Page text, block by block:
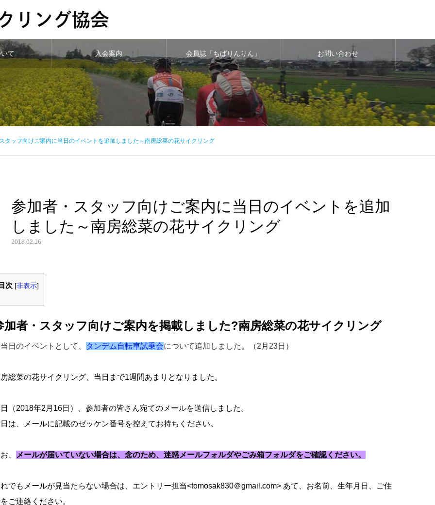
て 入会案内 会員誌「ちばりんりん」 お問い合わせ
タッフ向けご案内に当日のイベントを追加しました～南房総菜の花サイクリング
参加者・スタッフ向けご案内に当日のイベントを追加
しました～南房総菜の花サイクリング
2018.02.16
次 [非表示]
加者・スタッフ向けご案内を掲載しました?南房総菜の花サイクリング
日のイベントとして、 タンデム自転車試乗会について追加しました。（2月23日）
総菜の花サイクリング、当日まで1週間あまりとなりました。
（2018年2月16日）、参加者の皆さん宛てのメールを送信しました。
は、メールに記載のゼッケン番号を控えてお持ちください。
、 メールが届いていない場合は、念のため、迷惑メールフォルダやごみ箱フォルダをご確認ください。
でもメールが見当たらない場合は、エントリー担当<tomosak830＠gmail.com> あて、お名前、生年月日、ご住
ご連絡ください。